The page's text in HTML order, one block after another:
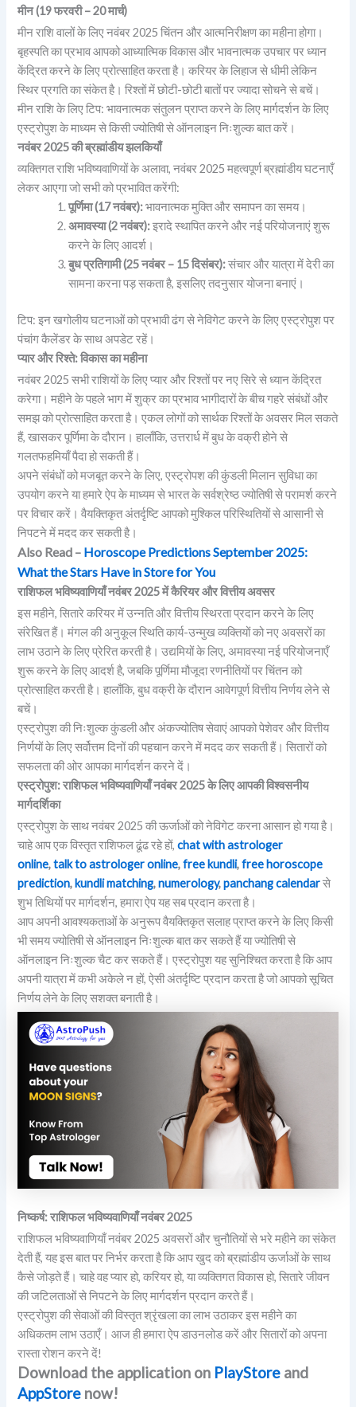
मीन (19 फरवरी – 20 मार्च)
मीन राशि वालों के लिए नवंबर 2025 चिंतन और आत्मनिरीक्षण का महीना होगा।
बृहस्पति का प्रभाव आपको आध्यात्मिक विकास और भावनात्मक उपचार पर ध्यान
केंद्रित करने के लिए प्रोत्साहित करता है। करियर के लिहाज से धीमी लेकिन
स्थिर प्रगति का संकेत है। रिश्तों में छोटी-छोटी बातों पर ज्यादा सोचने से बचें।
मीन राशि के लिए टिप: भावनात्मक संतुलन प्राप्त करने के लिए मार्गदर्शन के लिए
एस्ट्रोपुश के माध्यम से किसी ज्योतिषी से ऑनलाइन निःशुल्क बात करें।
नवंबर 2025 की ब्रह्मांडीय झलकियाँ
व्यक्तिगत राशि भविष्यवाणियों के अलावा, नवंबर 2025 महत्वपूर्ण ब्रह्मांडीय घटनाएँ
लेकर आएगा जो सभी को प्रभावित करेंगी:
पूर्णिमा (17 नवंबर):भावनात्मक मुक्ति और समापन का समय।
अमावस्या (2 नवंबर):इरादे स्थापित करने और नई परियोजनाएं शुरू
करने के लिए आदर्श।
बुध प्रतिगामी (25 नवंबर – 15 दिसंबर):संचार और यात्रा में देरी का
सामना करना पड़ सकता है, इसलिए तदनुसार योजना बनाएं।
टिप: इन खगोलीय घटनाओं को प्रभावी ढंग से नेविगेट करने के लिए एस्ट्रोपुश पर
पंचांग कैलेंडर के साथ अपडेट रहें।
प्यार और रिश्ते: विकास का महीना
नवंबर 2025 सभी राशियों के लिए प्यार और रिश्तों पर नए सिरे से ध्यान केंद्रित
करेगा। महीने के पहले भाग में शुक्र का प्रभाव भागीदारों के बीच गहरे संबंधों और
समझ को प्रोत्साहित करता है। एकल लोगों को सार्थक रिश्तों के अवसर मिल सकते
हैं, खासकर पूर्णिमा के दौरान। हालाँकि, उत्तरार्ध में बुध के वक्री होने से
गलतफहमियाँ पैदा हो सकती हैं।
अपने संबंधों को मजबूत करने के लिए, एस्ट्रोपश की कुंडली मिलान सुविधा का
उपयोग करने या हमारे ऐप के माध्यम से भारत के सर्वश्रेष्ठ ज्योतिषी से परामर्श करने
पर विचार करें। वैयक्तिकृत अंतर्दृष्टि आपको मुश्किल परिस्थितियों से आसानी से
निपटने में मदद कर सकती है।
Also Read – Horoscope Predictions September 2025:
What the Stars Have in Store for You
राशिफल भविष्यवाणियाँ नवंबर 2025 में कैरियर और वित्तीय अवसर
इस महीने, सितारे करियर में उन्नति और वित्तीय स्थिरता प्रदान करने के लिए
संरेखित हैं। मंगल की अनुकूल स्थिति कार्य-उन्मुख व्यक्तियों को नए अवसरों का
लाभ उठाने के लिए प्रेरित करती है। उद्यमियों के लिए, अमावस्या नई परियोजनाएँ
शुरू करने के लिए आदर्श है, जबकि पूर्णिमा मौजूदा रणनीतियों पर चिंतन को
प्रोत्साहित करती है। हालाँकि, बुध वक्री के दौरान आवेगपूर्ण वित्तीय निर्णय लेने से
बचें।
एस्ट्रोपुश की निःशुल्क कुंडली और अंकज्योतिष सेवाएं आपको पेशेवर और वित्तीय
निर्णयों के लिए सर्वोत्तम दिनों की पहचान करने में मदद कर सकती हैं। सितारों को
सफलता की ओर आपका मार्गदर्शन करने दें।
एस्ट्रोपुश: राशिफल भविष्यवाणियाँ नवंबर 2025 के लिए आपकी विश्वसनीय
मार्गदर्शिका
एस्ट्रोपुश के साथ नवंबर 2025 की ऊर्जाओं को नेविगेट करना आसान हो गया है।
चाहे आप एक विस्तृत राशिफल ढूंढ रहे हों,chat with astrologer
online,talk to astrologer online,free kundli,free horoscope
prediction,kundli matching,numerology,panchang calendarसे
शुभ तिथियों पर मार्गदर्शन, हमारा ऐप यह सब प्रदान करता है।
आप अपनी आवश्यकताओं के अनुरूप वैयक्तिकृत सलाह प्राप्त करने के लिए किसी
भी समय ज्योतिषी से ऑनलाइन निःशुल्क बात कर सकते हैं या ज्योतिषी से
ऑनलाइन निःशुल्क चैट कर सकते हैं। एस्ट्रोपुश यह सुनिश्चित करता है कि आप
अपनी यात्रा में कभी अकेले न हों, ऐसी अंतर्दृष्टि प्रदान करता है जो आपको सूचित
निर्णय लेने के लिए सशक्त बनाती है।
निष्कर्ष: राशिफल भविष्यवाणियाँ नवंबर 2025
राशिफल भविष्यवाणियाँ नवंबर 2025 अवसरों और चुनौतियों से भरे महीने का संकेत
देती हैं, यह इस बात पर निर्भर करता है कि आप खुद को ब्रह्मांडीय ऊर्जाओं के साथ
कैसे जोड़ते हैं। चाहे वह प्यार हो, करियर हो, या व्यक्तिगत विकास हो, सितारे जीवन
की जटिलताओं से निपटने के लिए मार्गदर्शन प्रदान करते हैं।
एस्ट्रोपुश की सेवाओं की विस्तृत श्रृंखला का लाभ उठाकर इस महीने का
अधिकतम लाभ उठाएँ। आज ही हमारा ऐप डाउनलोड करें और सितारों को अपना
रास्ता रोशन करने दें!
Download the application on PlayStore and
AppStore now!